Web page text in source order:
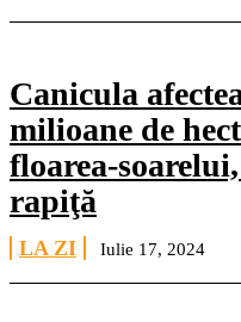
Canicula
milioane de
floarea-
rapiţă
LA ZI Iulie 17, 2024